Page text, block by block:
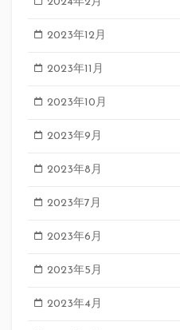
2023年12月
2023年11月
2023年10月
2023年9月
2023年8月
2023年7月
2023年6月
2023年5月
2023年4月